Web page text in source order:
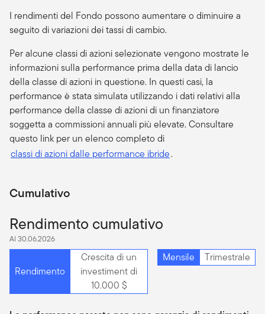
I rendimenti del Fondo possono aumentare o diminuire a
seguito di variazioni dei tassi di cambio.
Per alcune classi di azioni selezionate vengono mostrate le
informazioni sulla performance prima della data di lancio
della classe di azioni in questione. In questi casi, la
performance è stata simulata utilizzando i dati relativi alla
performance della classe di azioni di un finanziatore
soggetta a commissioni annuali più elevate. Consultare
questo link per un elenco completo di
classi di azioni dalle performance ibride.
Cumulativo
Rendimento cumulativo
Al 30.06.2026
Rendimento
Crescita di un
investiment di
10.000 $
Mensile Trimestrale